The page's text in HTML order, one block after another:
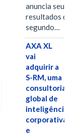
anuncia seus
resultados do
segundo…
AXA XL
vai
adquirir a
S-RM, uma
consultoria
global de
inteligência
corporativa
e